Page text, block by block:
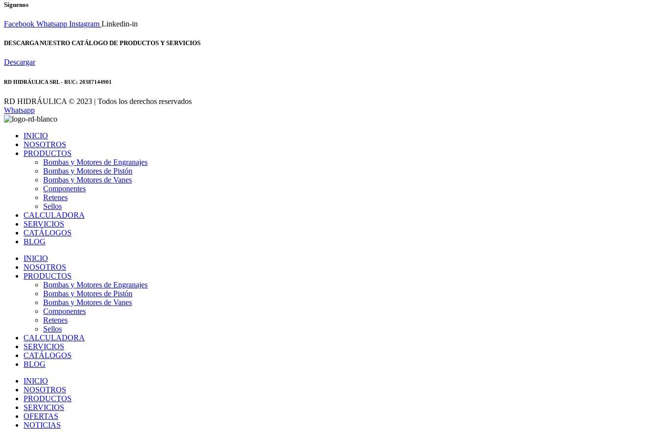
Síguenos
Facebook Whatsapp Instagram Linkedin-in
DESCARGA NUESTRO CATÁLOGO DE PRODUCTOS Y SERVICIOS
Descargar
RD HIDRÁULICA SRL - RUC: 20387144901
RD HIDRÁULICA © 2023 | Todos los derechos reservados
Whatsapp
INICIO
NOSOTROS
PRODUCTOS
Bombas y Motores de Engranajes
Bombas y Motores de Pistón
Bombas y Motores de Vanes
Componentes
Retenes
Sellos
CALCULADORA
SERVICIOS
CATÁLOGOS
BLOG
INICIO
NOSOTROS
PRODUCTOS
Bombas y Motores de Engranajes
Bombas y Motores de Pistón
Bombas y Motores de Vanes
Componentes
Retenes
Sellos
CALCULADORA
SERVICIOS
CATÁLOGOS
BLOG
INICIO
NOSOTROS
PRODUCTOS
SERVICIOS
OFERTAS
NOTICIAS